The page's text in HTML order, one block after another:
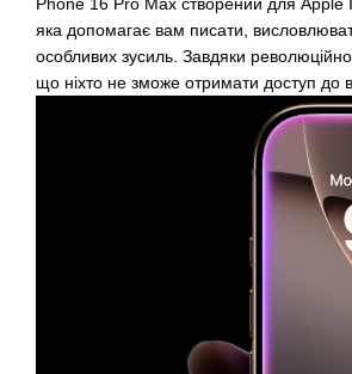
яка допомагає вам писати,
особливих зусиль. Завдяки
що ніхто не зможе отримати доступ до